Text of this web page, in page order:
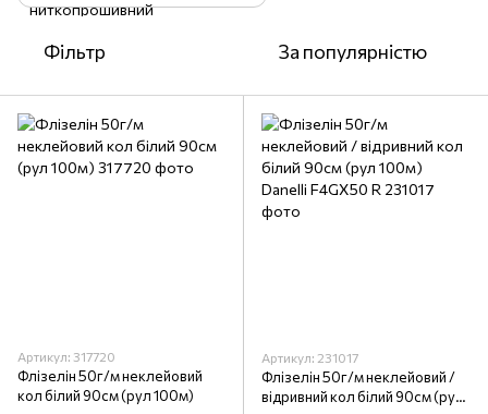
Фільтр За популярністю
Артикул: 317720
Флізелін 50г/м неклейовий
кол білий 90см (рул 100м)
Артикул: 231017
Флізелін 50г/м неклейовий /
відривний кол білий 90см (рул